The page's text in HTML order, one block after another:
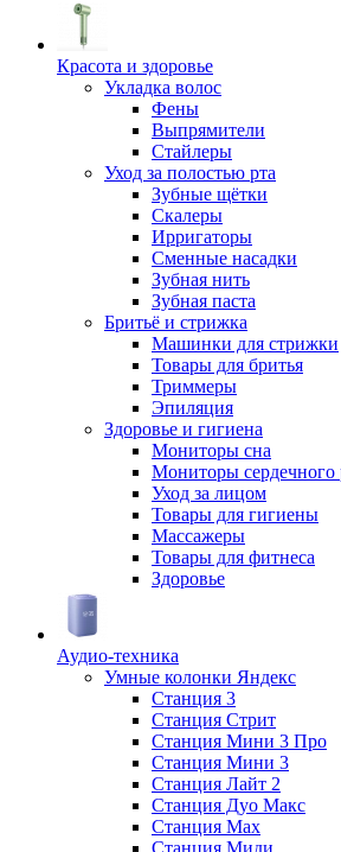
Красота и здоровье
Укладка волос
Фены
Выпрямители
Стайлеры
Уход за полостью рта
Зубные щётки
Скалеры
Ирригаторы
Сменные насадки
Зубная нить
Зубная паста
Бритьё и стрижка
Машинки для стрижки
Товары для бритья
Триммеры
Эпиляция
Здоровье и гигиена
Мониторы сна
Мониторы сердечного
Уход за лицом
Товары для гигиены
Массажеры
Товары для фитнеса
Здоровье
Аудио-техника
Умные колонки Яндекс
Станция 3
Станция Стрит
Станция Мини 3 Про
Станция Мини 3
Станция Лайт 2
Станция Дуо Макс
Станция Max
Станция Миди